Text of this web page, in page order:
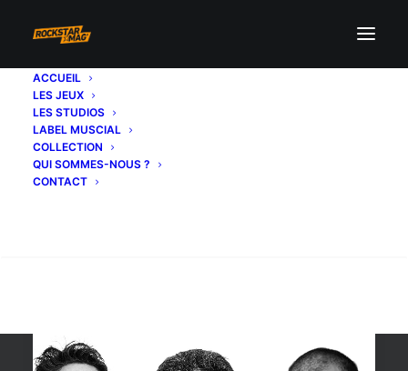
ACCUEIL
LES JEUX
LES STUDIOS
LABEL MUSCIAL
COLLECTION
QUI SOMMES-NOUS ?
CONTACT